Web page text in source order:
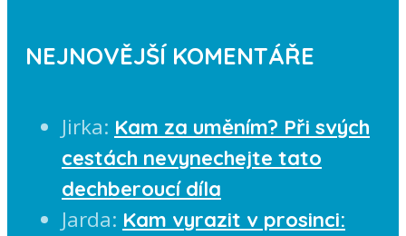
NEJNOVĚJŠÍ KOMENTÁŘE
Jirka: Kam za uměním? Při svých
cestách nevynechejte tato
dechberoucí díla
Jarda: Kam vyrazit v prosinci: